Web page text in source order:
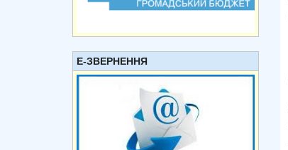
Е-ЗВЕРНЕННЯ